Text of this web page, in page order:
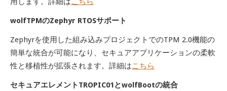
wolfTPMのZephyr RTOSサポート
Zephyrを使用した組み込みプロジェクトでのTPM 2.0機能の
簡単な統合が可能になり、セキュアアプリケーションの柔軟
性と移植性が拡張されます。詳細はこちら
セキュアエレメントTROPIC01とwolfBootの統合